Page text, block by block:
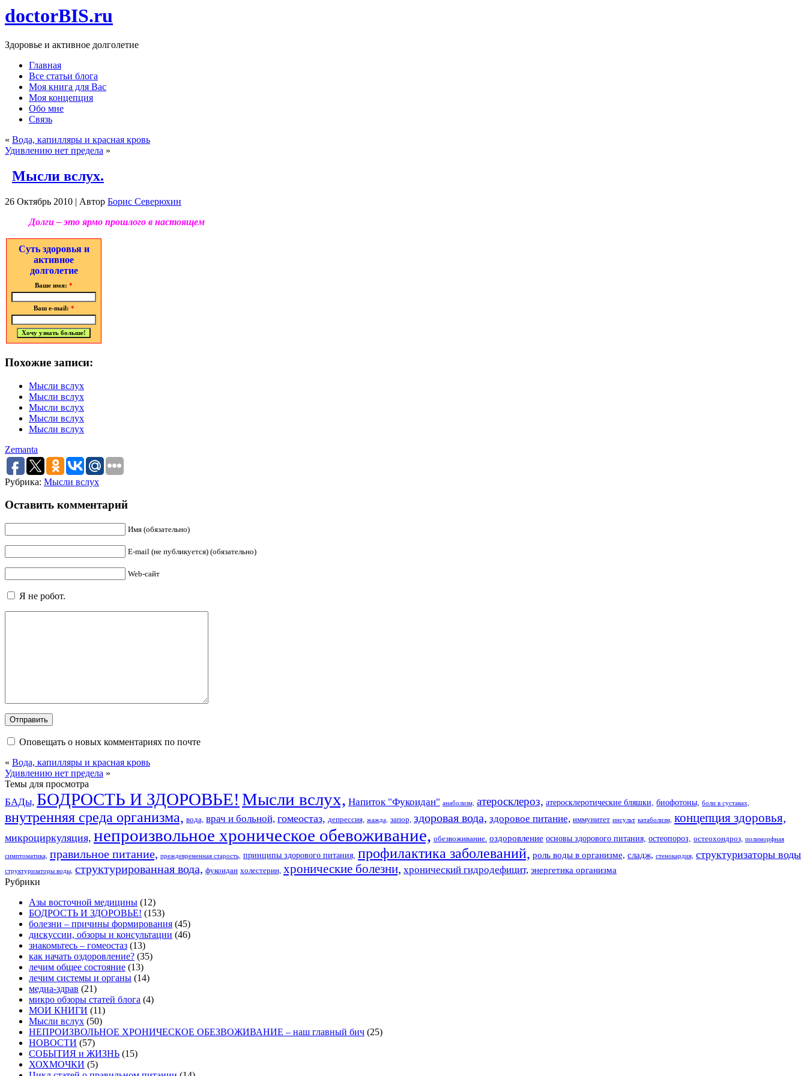
doctorBIS.ru
Здоровье и активное долголетие
Главная
Все статьи блога
Моя книга для Вас
Моя концепция
Обо мне
Связь
« Вода, капилляры и красная кровь
Удивлению нет предела »
Мысли вслух.
26 Октябрь 2010 | Автор Борис Северюхин
Долги – это ярмо прошлого в настоящем
Суть здоровья и
активное
долголетие
Ваше имя: *
Ваш e-mail: *
Похожие записи:
Мысли вслух
Мысли вслух
Мысли вслух
Мысли вслух
Мысли вслух
Zemanta
Рубрика: Мысли вслух
Оставить комментарий
Имя (обязательно)
E-mail (не публикуется) (обязательно)
Web-сайт
Я не робот.
Оповещать о новых комментариях по почте
« Вода, капилляры и красная кровь
Удивлению нет предела »
Темы для просмотра
БАДы, БОДРОСТЬ И ЗДОРОВЬЕ! Мысли вслух, Напиток "Фукоидан" анаболизм, атеросклероз, атеросклеротические бляшки, биофотоны, боли в суставах,
внутренняя среда организма, вода, врач и больной, гомеостаз, депрессия, жажда, запор, здоровая вода, здоровое питание, иммунитет инсульт катаболизм, концепция здоровья,
микроциркуляция, непроизвольное хроническое обевоживание, обезвоживание. оздоровление основы здорового питания, остеопороз, остеохондроз, полиморфная
симптоматика, правильное питание, преждевременная старость, принципы здорового питания, профилактика заболеваний, роль воды в организме, сладж, стенокардия, структуризаторы воды
структуризаторы воды, структурированная вода, фукоидан холестерин, хронические болезни, хронический гидродефицит, энергетика организма
Рубрики
Азы восточной медицины (12)
БОДРОСТЬ И ЗДОРОВЬЕ! (153)
болезни – причины формирования (45)
дискуссии, обзоры и консультации (46)
знакомьтесь – гомеостаз (13)
как начать оздоровление? (35)
лечим общее состояние (13)
лечим системы и органы (14)
медиа-здрав (21)
микро обзоры статей блога (4)
МОИ КНИГИ (11)
Мысли вслух (50)
НЕПРОИЗВОЛЬНОЕ ХРОНИЧЕСКОЕ ОБЕЗВОЖИВАНИЕ – наш главный бич (25)
НОВОСТИ (57)
СОБЫТИЯ и ЖИЗНЬ (15)
ХОХМОЧКИ (5)